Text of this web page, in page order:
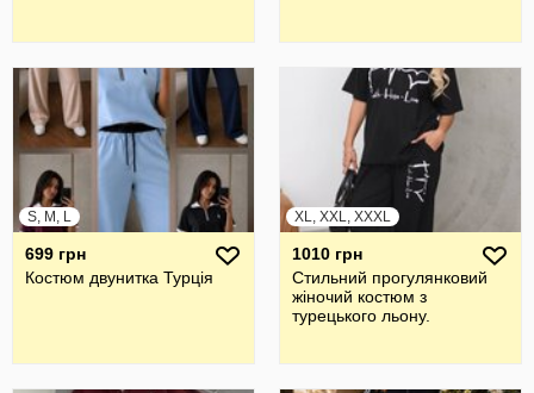
S, M, L
699 грн
Костюм двунитка Турція
XL, XXL, XXXL
1010 грн
Стильний прогулянковий
жiночий костюм з
турецького льону.